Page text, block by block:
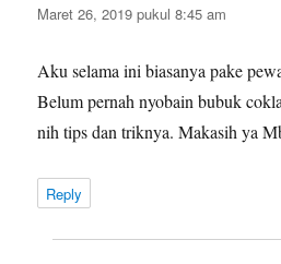
Maret 26, 2019 pukul 8:45 am
Aku selama ini biasanya pake
Belum pernah nyobain bubuk
nih tips dan triknya. Makasih ya
Reply